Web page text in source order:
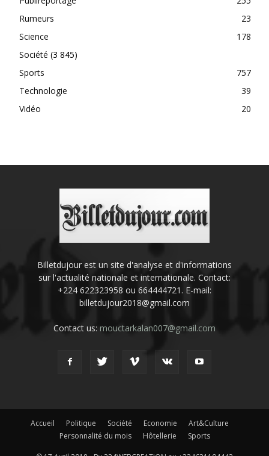
Rumeurs
23
Science
178
Société (3 845)
Sports
757
Technologie
39
Vidéo
20
Billetdujour est un site d'analyse et d'informations
sur l'actualité nationale et internationale. Contact:
+224 622323958 ou 664444721. E-mail:
billetdujour2018@gmail.com
Contact us: mouctarkalan007@gmail.com
Accueil Politique Société Economie
Art&Culture
Personnalité du mois
Hôtellerie Sports